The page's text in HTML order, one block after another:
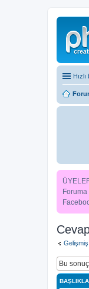
Foruma